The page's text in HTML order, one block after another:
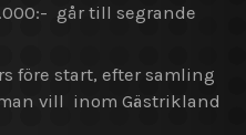
går till segrande
före start, efter samling
vill inom Gästrikland